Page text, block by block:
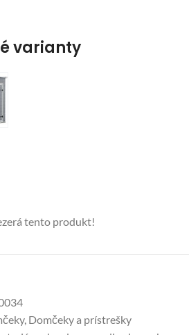
varianty
tento produkt!
, Domčeky a prístrešky